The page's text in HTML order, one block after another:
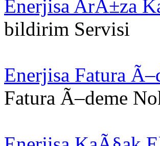
Enerjisa ArÄ±za
bildirim Servisi
Enerjisa Fatura
Fatura Ã–deme